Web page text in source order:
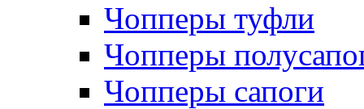
Чопперы туфли
Чопперы
Чопперы сапоги